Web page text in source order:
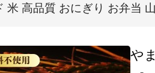
米 高品質 おにぎり お弁当
や